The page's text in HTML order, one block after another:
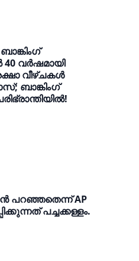
വർഷമായി
വീഴ്ചകൾ
ബാങ്കിംഗ്
പറഞ്ഞതെന്ന് AP
പച്ചക്കള്ളം.